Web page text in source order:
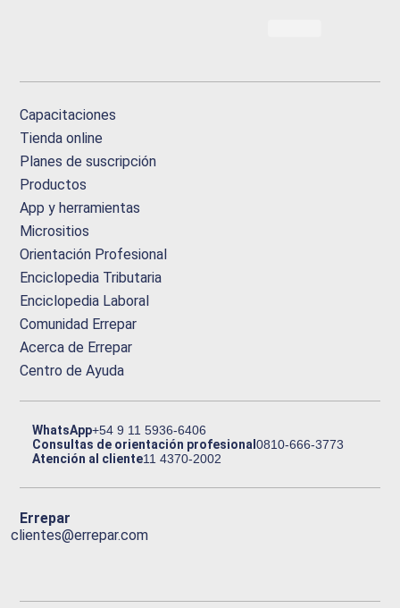
Capacitaciones
Tienda online
Planes de suscripción
Productos
App y herramientas
Micrositios
Orientación Profesional
Enciclopedia Tributaria
Enciclopedia Laboral
Comunidad Errepar
Acerca de Errepar
Centro de Ayuda
WhatsApp+54 9 11 5936-6406
Consultas de orientación profesional0810-666-3773
Atención al cliente11 4370-2002
Errepar
clientes@errepar.com